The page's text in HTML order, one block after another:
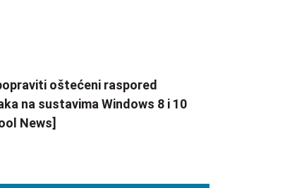
oštećeni raspored
na sustavima Windows 8 i 10
News]